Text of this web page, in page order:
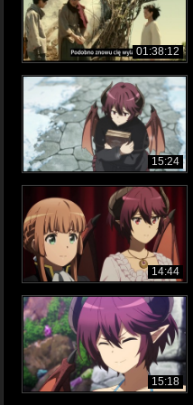
01:38:12
15:24
14:44
15:18